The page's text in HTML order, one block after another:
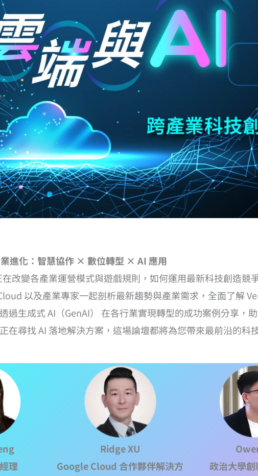
進化：智慧協作 × 數位轉型 × AI 應用
改變各產業運營模式與遊戲規則，如何運用最新科技創造競
以及產業專家一起剖析最新趨勢與產業需求，全面了解
過生成式 AI（GenAI） 在各行業實現轉型的成功案例分享，
在尋找 AI 落地解決方案，這場論壇都將為您帶來最前沿的科
理
Ridge XU
Google Cloud 合作夥伴解決方
政治大學